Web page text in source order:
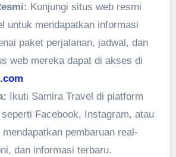
Kunjungi situs web resmi
untuk mendapatkan informasi
paket perjalanan, jadwal, dan
web mereka dapat di akses di
Ikuti Samira Travel di platform
Facebook, Instagram, atau
pembaruan real-
dan informasi terbaru.